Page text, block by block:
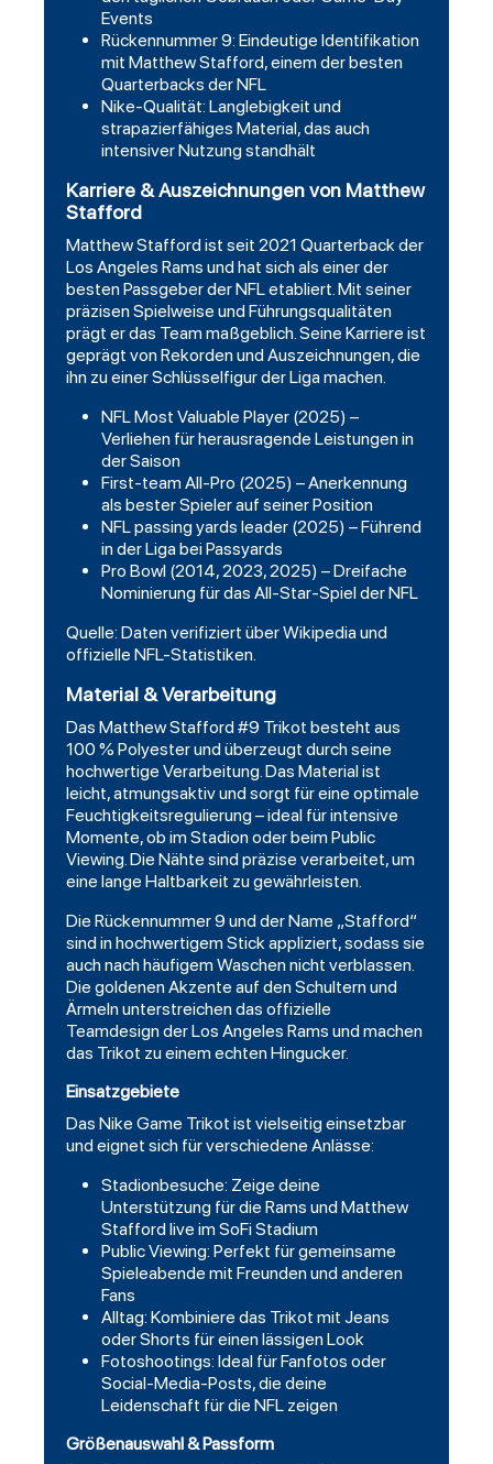
Events
Rückennummer 9: Eindeutige Identifikation
mit Matthew Stafford, einem der besten
Quarterbacks der NFL
Nike-Qualität: Langlebigkeit und
strapazierfähiges Material, das auch
intensiver Nutzung standhält
Karriere & Auszeichnungen von Matthew
Stafford
Matthew Stafford ist seit 2021 Quarterback der
Los Angeles Rams und hat sich als einer der
besten Passgeber der NFL etabliert. Mit seiner
präzisen Spielweise und Führungsqualitäten
prägt er das Team maßgeblich. Seine Karriere ist
geprägt von Rekorden und Auszeichnungen, die
ihn zu einer Schlüsselfigur der Liga machen.
NFL Most Valuable Player (2025) –
Verliehen für herausragende Leistungen in
der Saison
First-team All-Pro (2025) – Anerkennung
als bester Spieler auf seiner Position
NFL passing yards leader (2025) – Führend
in der Liga bei Passyards
Pro Bowl (2014, 2023, 2025) – Dreifache
Nominierung für das All-Star-Spiel der NFL
Quelle: Daten verifiziert über Wikipedia und
offizielle NFL-Statistiken.
Material & Verarbeitung
Das Matthew Stafford #9 Trikot besteht aus
100 % Polyester und überzeugt durch seine
hochwertige Verarbeitung. Das Material ist
leicht, atmungsaktiv und sorgt für eine optimale
Feuchtigkeitsregulierung – ideal für intensive
Momente, ob im Stadion oder beim Public
Viewing. Die Nähte sind präzise verarbeitet, um
eine lange Haltbarkeit zu gewährleisten.
Die Rückennummer 9 und der Name „Stafford“
sind in hochwertigem Stick appliziert, sodass sie
auch nach häufigem Waschen nicht verblassen.
Die goldenen Akzente auf den Schultern und
Ärmeln unterstreichen das offizielle
Teamdesign der Los Angeles Rams und machen
das Trikot zu einem echten Hingucker.
Einsatzgebiete
Das Nike Game Trikot ist vielseitig einsetzbar
und eignet sich für verschiedene Anlässe:
Stadionbesuche: Zeige deine
Unterstützung für die Rams und Matthew
Stafford live im SoFi Stadium
Public Viewing: Perfekt für gemeinsame
Spieleabende mit Freunden und anderen
Fans
Alltag: Kombiniere das Trikot mit Jeans
oder Shorts für einen lässigen Look
Fotoshootings: Ideal für Fanfotos oder
Social-Media-Posts, die deine
Leidenschaft für die NFL zeigen
Größenauswahl & Passform